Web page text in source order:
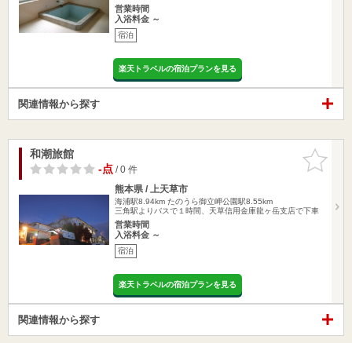
営業時間
入浴料金 ～
宿泊
楽天トラベルの宿泊プランを見る
関連情報から探す
お気に入
りに追加
和潮旅館
-点/ 0 件
熊本県 / 上天草市
海浦駅8.94km たのうら御立岬公園駅8.55km
三角駅よりバスで１時間、天草信用金庫龍ヶ岳支店で下車
営業時間
入浴料金 ～
宿泊
楽天トラベルの宿泊プランを見る
関連情報から探す